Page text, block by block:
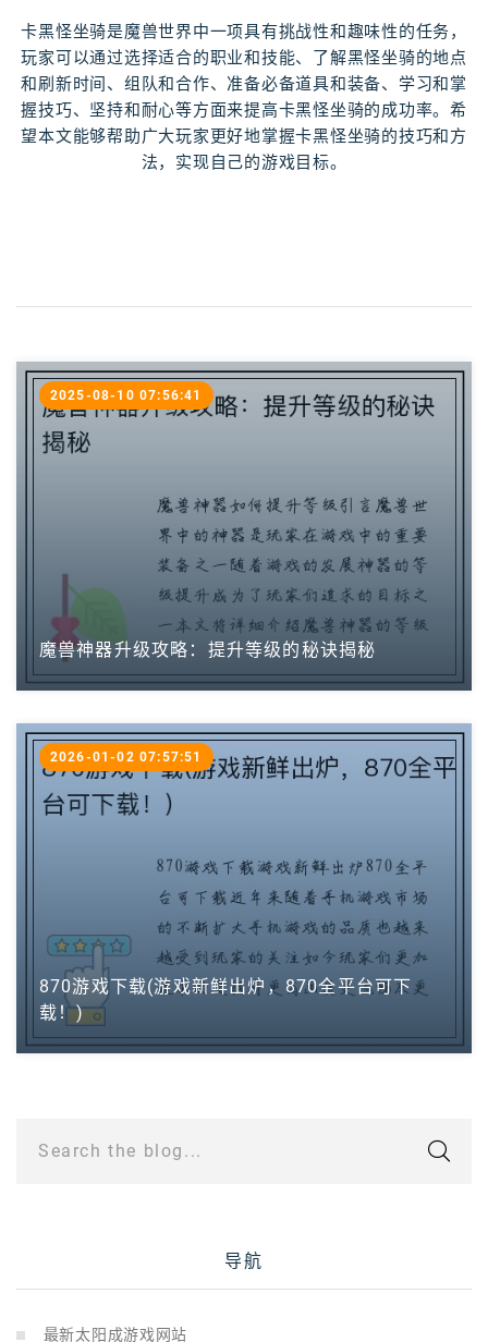
卡黑怪坐骑是魔兽世界中一项具有挑战性和趣味性的任务，
玩家可以通过选择适合的职业和技能、了解黑怪坐骑的地点
和刷新时间、组队和合作、准备必备道具和装备、学习和掌
握技巧、坚持和耐心等方面来提高卡黑怪坐骑的成功率。希
望本文能够帮助广大玩家更好地掌握卡黑怪坐骑的技巧和方
法，实现自己的游戏目标。
魔兽神器升级攻略：提升等级的秘诀揭秘
2025-08-10 07:56:41
870游戏下载(游戏新鲜出炉，870全平台可下
载！)
2026-01-02 07:57:51
Search the blog...
导航
最新太阳成游戏网站